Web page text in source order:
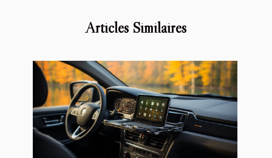
Articles Similaires